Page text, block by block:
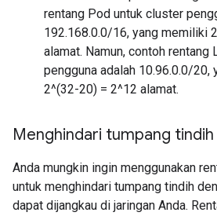
rentang Pod untuk cluster
192.168.0.0/16, yang memiliki
alamat. Namun, contoh rentang
pengguna adalah 10.96.0.0/20,
2^(32-20) = 2^12 alamat.
Menghindari tumpang tindih
Anda mungkin ingin menggunakan
untuk menghindari tumpang tindih
dapat dijangkau di jaringan Anda.